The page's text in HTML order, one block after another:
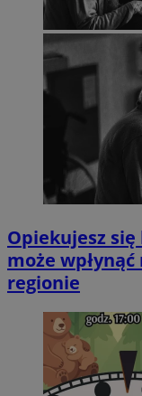
Opiekujesz
może
regionie